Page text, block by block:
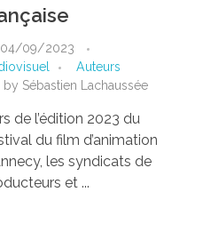
04/09/2023
Auteurs
by Sébastien Lachaussée
de l’édition 2023 du
du film d’animation
les syndicats de
et ...